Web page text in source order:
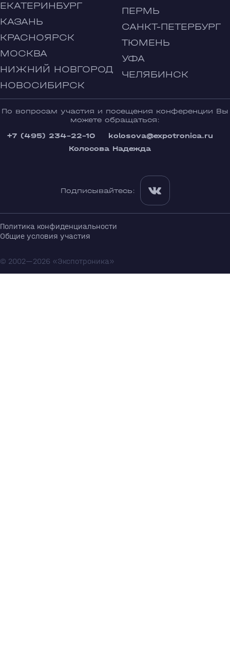
ЕКАТЕРИНБУРГ
КАЗАНЬ
КРАСНОЯРСК
МОСКВА
НИЖНИЙ НОВГОРОД
НОВОСИБИРСК
ПЕРМЬ
САНКТ-ПЕТЕРБУРГ
ТЮМЕНЬ
УФА
ЧЕЛЯБИНСК
По вопросам участия и посещения конференции Вы
можете обращаться:
+7 (495) 234-22-10
kolosova@expotronica.ru
Колосова Надежда
Подписывайтесь:
Политика конфиденциальности
Общие условия участия
© 2002—2026 «Экспотроника»